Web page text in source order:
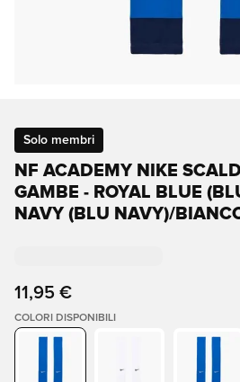
Solo membri
NF ACADEMY NIKE
GAMBE - ROYAL BLUE
NAVY (BLU NAVY)/
11,95 €
COLORI DISPONIBILI